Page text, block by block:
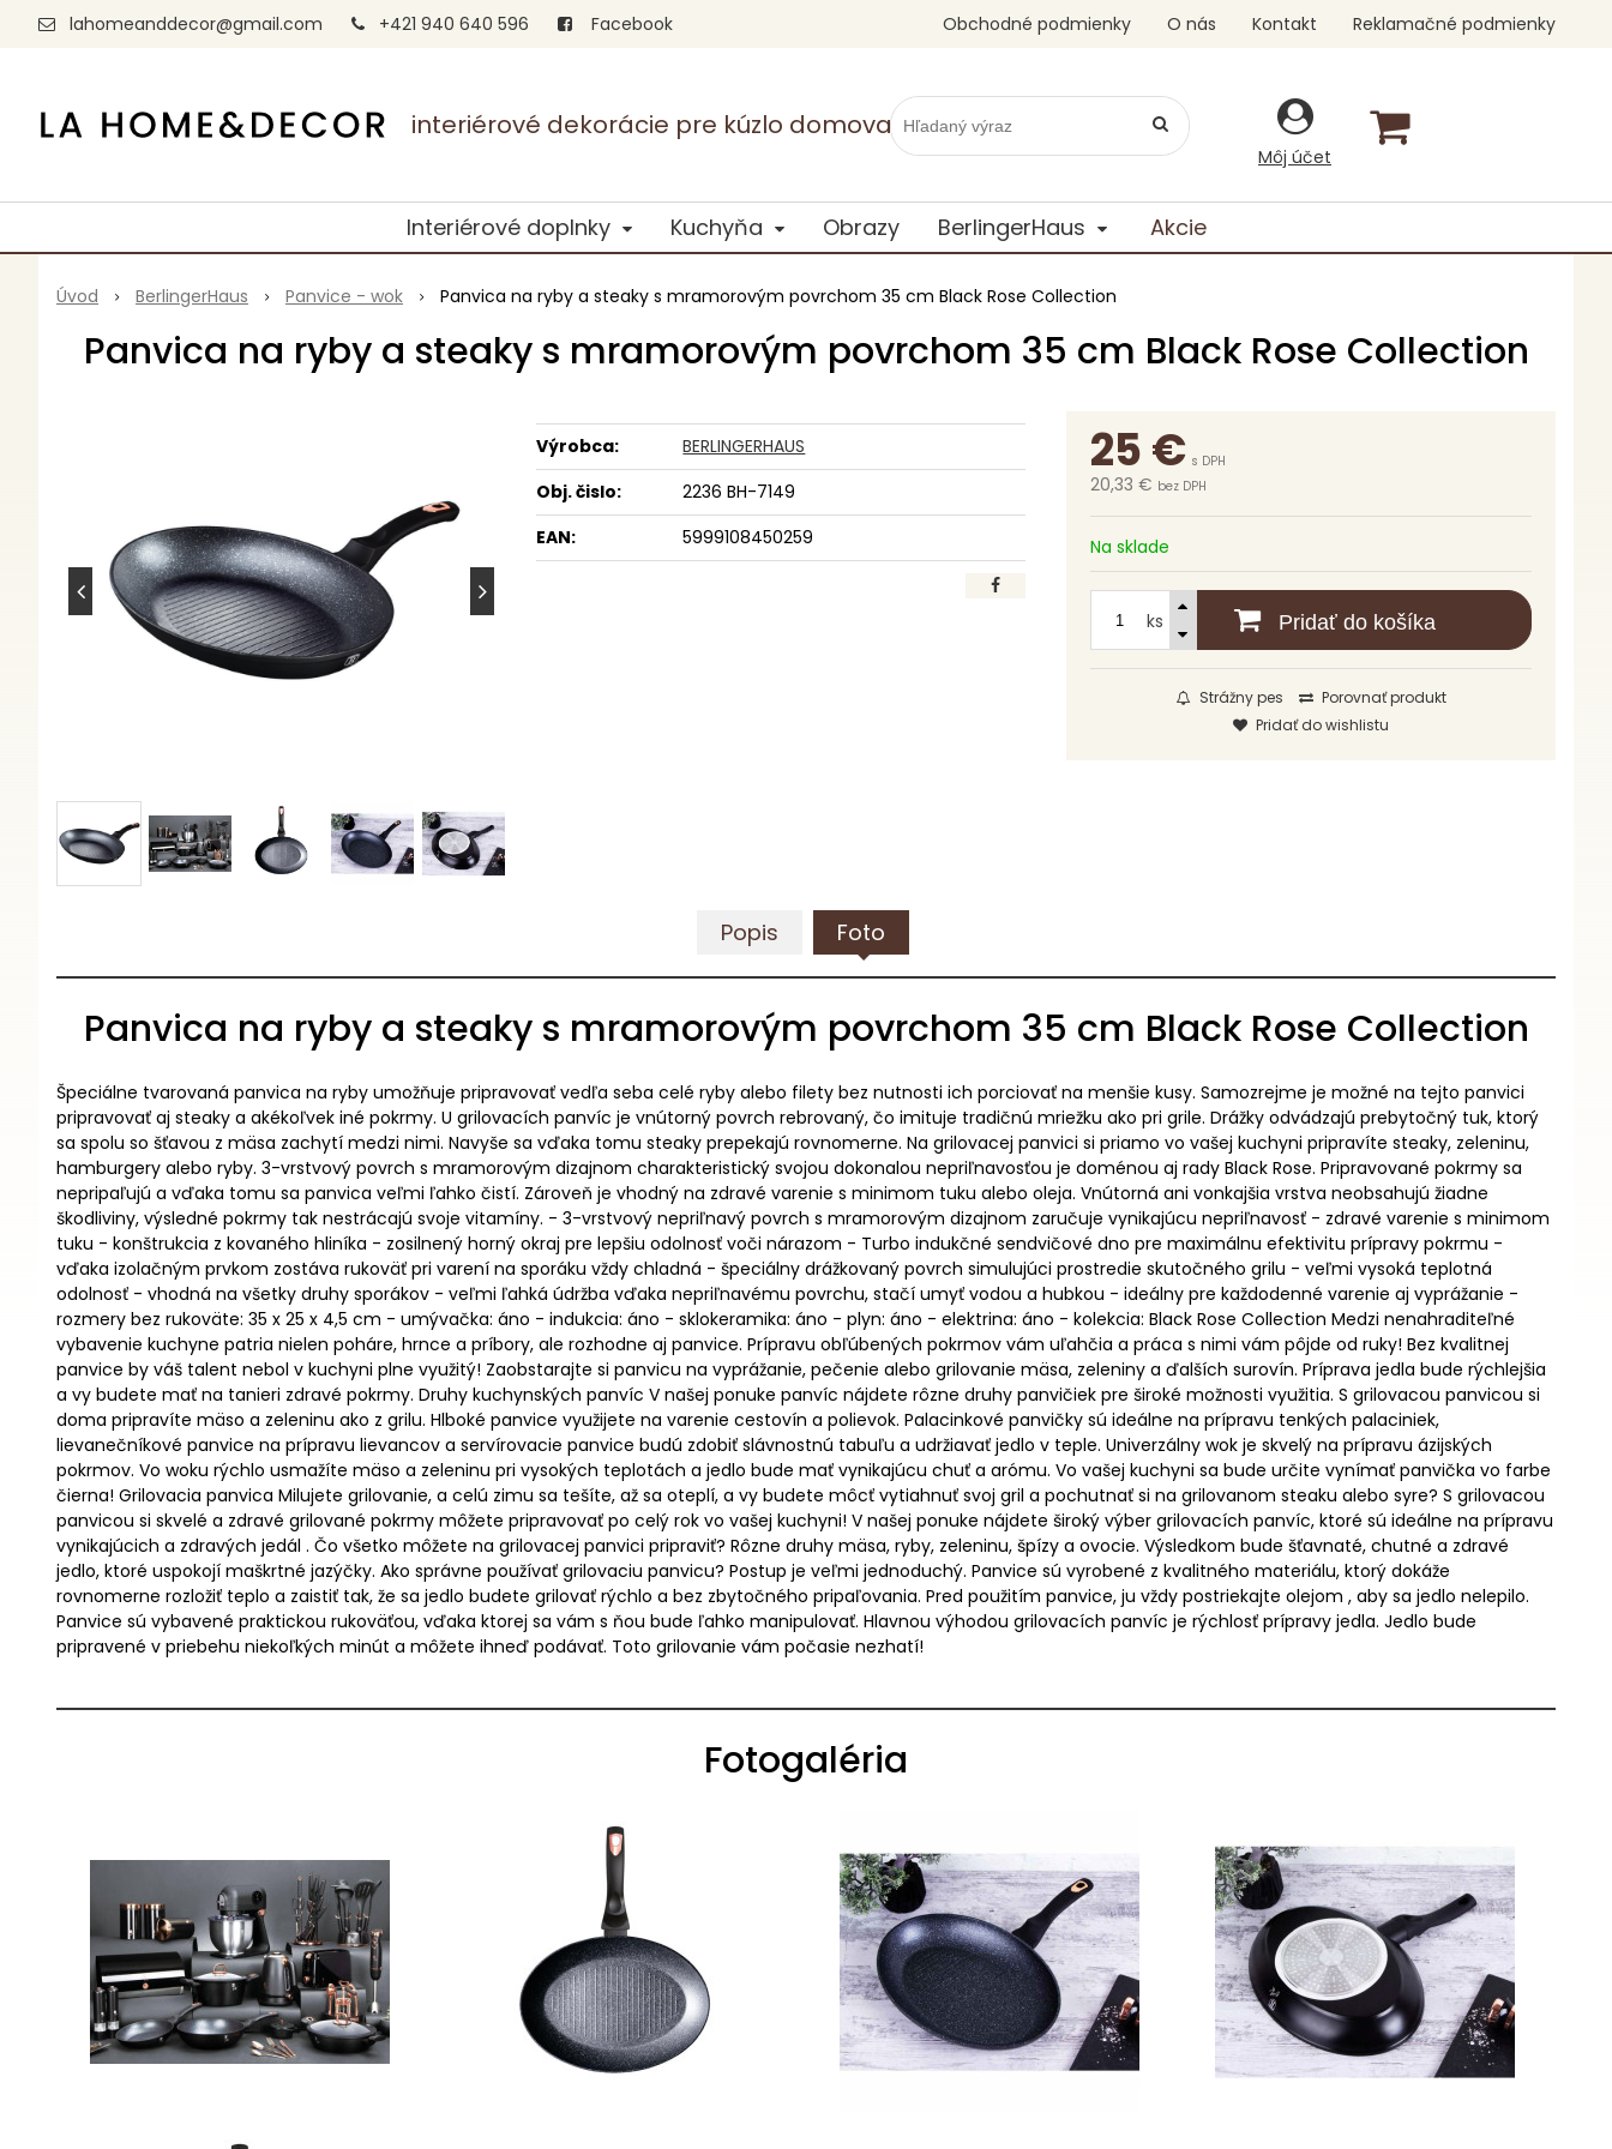
interiérové dekorácie pre kúzlo domova
lahomeanddecor@gmail.com +421 940 640 596 Facebook
Môj účet
Obchodné podmienky O nás Kontakt Reklamačné podmienky
Interiérové doplnky Kuchyňa Obrazy BerlingerHaus Akcie
Úvod BerlingerHaus Panvice - wok Panvica na ryby a steaky s mramorovým povrchom 35 cm Black Rose Collection
Panvica na ryby a steaky s mramorovým povrchom 35 cm Black Rose Collection
25€ s DPH
20,33 € bez DPH
Na sklade
ks Pridať do košíka
Strážny pes
Porovnať produkt
Pridať do wishlistu
Výrobca:
BERLINGERHAUS
Obj. čislo:
2236 BH-7149
EAN:
5999108450259
Popis Foto
Panvica na ryby a steaky s mramorovým povrchom 35 cm Black Rose Collection
Špeciálne tvarovaná panvica na ryby umožňuje pripravovať vedľa seba celé ryby alebo filety bez nutnosti ich porciovať na menšie kusy. Samozrejme je možné na tejto panvici
pripravovať aj steaky a akékoľvek iné pokrmy. U grilovacích panvíc je vnútorný povrch rebrovaný, čo imituje tradičnú mriežku ako pri grile. Drážky odvádzajú prebytočný tuk, ktorý
sa spolu so šťavou z mäsa zachytí medzi nimi. Navyše sa vďaka tomu steaky prepekajú rovnomerne. Na grilovacej panvici si priamo vo vašej kuchyni pripravíte steaky, zeleninu,
hamburgery alebo ryby. 3-vrstvový povrch s mramorovým dizajnom charakteristický svojou dokonalou nepriľnavosťou je doménou aj rady Black Rose. Pripravované pokrmy sa
nepripaľujú a vďaka tomu sa panvica veľmi ľahko čistí. Zároveň je vhodný na zdravé varenie s minimom tuku alebo oleja. Vnútorná ani vonkajšia vrstva neobsahujú žiadne
škodliviny, výsledné pokrmy tak nestrácajú svoje vitamíny. - 3-vrstvový nepriľnavý povrch s mramorovým dizajnom zaručuje vynikajúcu nepriľnavosť - zdravé varenie s minimom
tuku - konštrukcia z kovaného hliníka - zosilnený horný okraj pre lepšiu odolnosť voči nárazom - Turbo indukčné sendvičové dno pre maximálnu efektivitu prípravy pokrmu -
vďaka izolačným prvkom zostáva rukoväť pri varení na sporáku vždy chladná - špeciálny drážkovaný povrch simulujúci prostredie skutočného grilu - veľmi vysoká teplotná
odolnosť - vhodná na všetky druhy sporákov - veľmi ľahká údržba vďaka nepriľnavému povrchu, stačí umyť vodou a hubkou - ideálny pre každodenné varenie aj vyprážanie -
rozmery bez rukoväte: 35 x 25 x 4,5 cm - umývačka: áno - indukcia: áno - sklokeramika: áno - plyn: áno - elektrina: áno - kolekcia: Black Rose Collection Medzi nenahraditeľné
vybavenie kuchyne patria nielen poháre, hrnce a príbory, ale rozhodne aj panvice. Prípravu obľúbených pokrmov vám uľahčia a práca s nimi vám pôjde od ruky! Bez kvalitnej
panvice by váš talent nebol v kuchyni plne využitý! Zaobstarajte si panvicu na vyprážanie, pečenie alebo grilovanie mäsa, zeleniny a ďalších surovín. Príprava jedla bude rýchlejšia
a vy budete mať na tanieri zdravé pokrmy. Druhy kuchynských panvíc V našej ponuke panvíc nájdete rôzne druhy panvičiek pre široké možnosti využitia. S grilovacou panvicou si
doma pripravíte mäso a zeleninu ako z grilu. Hlboké panvice využijete na varenie cestovín a polievok. Palacinkové panvičky sú ideálne na prípravu tenkých palaciniek,
lievanečníkové panvice na prípravu lievancov a servírovacie panvice budú zdobiť slávnostnú tabuľu a udržiavať jedlo v teple. Univerzálny wok je skvelý na prípravu ázijských
pokrmov. Vo woku rýchlo usmažíte mäso a zeleninu pri vysokých teplotách a jedlo bude mať vynikajúcu chuť a arómu. Vo vašej kuchyni sa bude určite vynímať panvička vo farbe
čierna! Grilovacia panvica Milujete grilovanie, a celú zimu sa tešíte, až sa oteplí, a vy budete môcť vytiahnuť svoj gril a pochutnať si na grilovanom steaku alebo syre? S grilovacou
panvicou si skvelé a zdravé grilované pokrmy môžete pripravovať po celý rok vo vašej kuchyni! V našej ponuke nájdete široký výber grilovacích panvíc, ktoré sú ideálne na prípravu
vynikajúcich a zdravých jedál . Čo všetko môžete na grilovacej panvici pripraviť? Rôzne druhy mäsa, ryby, zeleninu, špízy a ovocie. Výsledkom bude šťavnaté, chutné a zdravé
jedlo, ktoré uspokojí maškrtné jazýčky. Ako správne používať grilovaciu panvicu? Postup je veľmi jednoduchý. Panvice sú vyrobené z kvalitného materiálu, ktorý dokáže
rovnomerne rozložiť teplo a zaistiť tak, že sa jedlo budete grilovať rýchlo a bez zbytočného pripaľovania. Pred použitím panvice, ju vždy postriekajte olejom , aby sa jedlo nelepilo.
Panvice sú vybavené praktickou rukoväťou, vďaka ktorej sa vám s ňou bude ľahko manipulovať. Hlavnou výhodou grilovacích panvíc je rýchlosť prípravy jedla. Jedlo bude
pripravené v priebehu niekoľkých minút a môžete ihneď podávať. Toto grilovanie vám počasie nezhatí!
Fotogaléria